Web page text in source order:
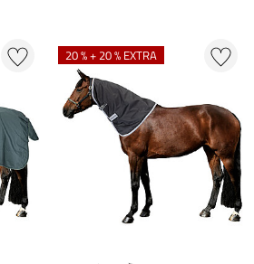
20 % + 20 % EXTRA